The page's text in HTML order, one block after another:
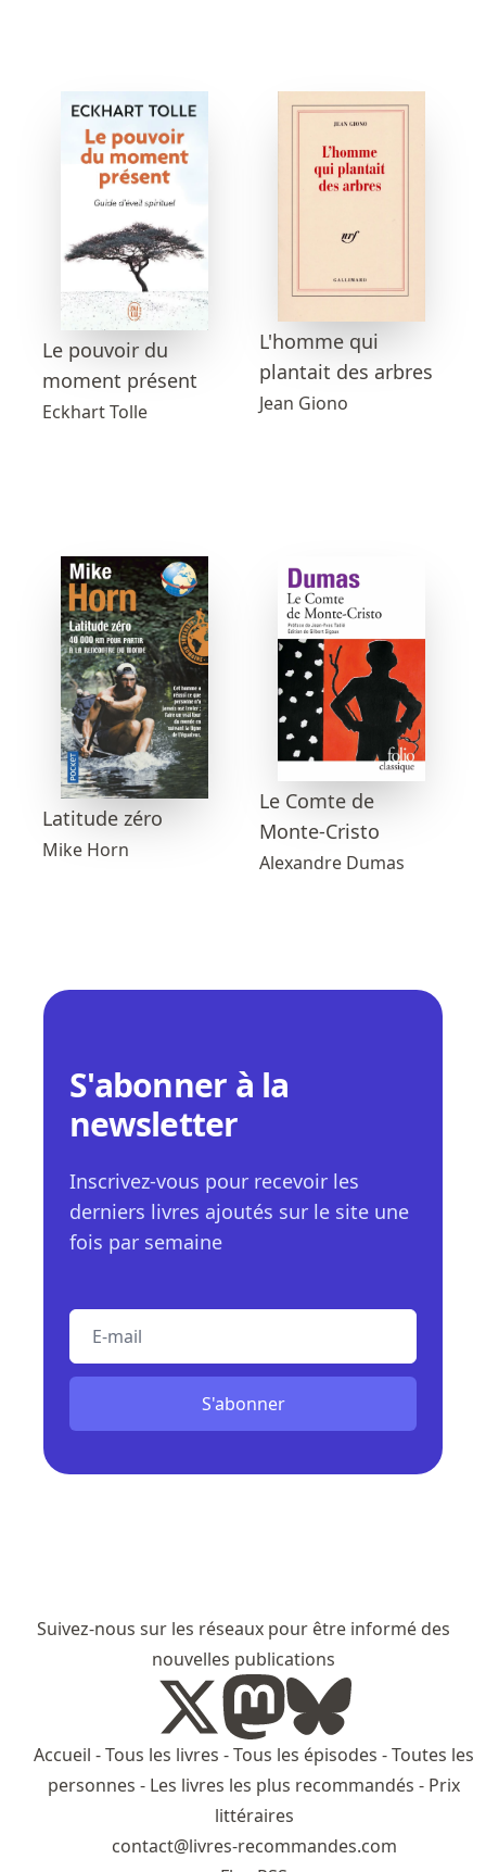
Le pouvoir du
moment présent
Eckhart Tolle
L'homme qui
plantait des arbres
Jean Giono
Latitude zéro
Mike Horn
Le Comte de
Monte-Cristo
Alexandre Dumas
S'abonner à la
newsletter
Inscrivez-vous pour recevoir les
derniers livres ajoutés sur le site une
fois par semaine
S'abonner
Suivez-nous sur les réseaux pour être informé des
nouvelles publications
Accueil -Tous les livres -Tous les épisodes -Toutes les
personnes - Les livres les plus recommandés - Prix
littéraires
contact@livres-recommandes.com